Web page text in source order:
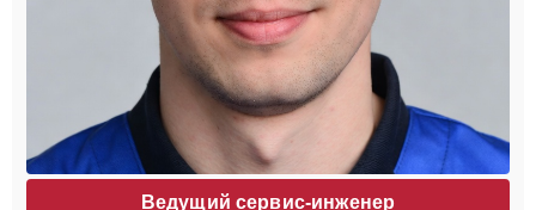
Ведущий сервис-инженер